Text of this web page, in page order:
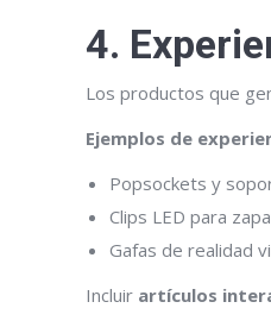
4.
Los productos que
Ejemplos de
Popsockets y
Clips LED para
Gafas de realidad
Incluir artículos